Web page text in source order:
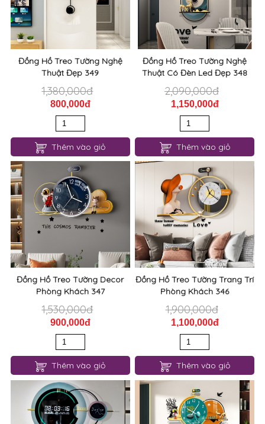
Đồng Hồ Treo Tường Nghệ
Thuật Đẹp 349
1,380,000đ
800,000đ
Thêm vào giỏ
Đồng Hồ Treo Tường Nghệ
Thuật Có Đèn Led Đẹp 348
2,090,000đ
1,150,000đ
Thêm vào giỏ
Đồng Hồ Treo Tường Decor
Phòng Khách 347
1,530,000đ
900,000đ
Thêm vào giỏ
Đồng Hồ Treo Tường Trang Trí
Phòng Khách 346
1,900,000đ
1,100,000đ
Thêm vào giỏ